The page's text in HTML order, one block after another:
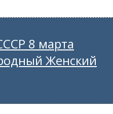
8 марта
Женский